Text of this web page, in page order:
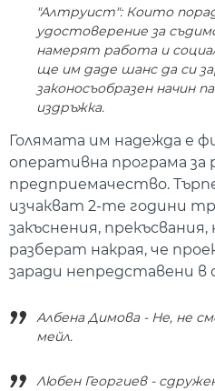
"Алтруист": Които
удостоверение за
намерят работа и
ще им даде шанс да си
законосъобразен начин
издръжка.
Голямата им надежда е
оперативна програма за
предприемачество.
изчакват 2-те години
закъснения, прекъсвания,
разберат накрая, че
заради непредставени в
Албена Димова - Не, не
мейл.
Любен Георгиев -